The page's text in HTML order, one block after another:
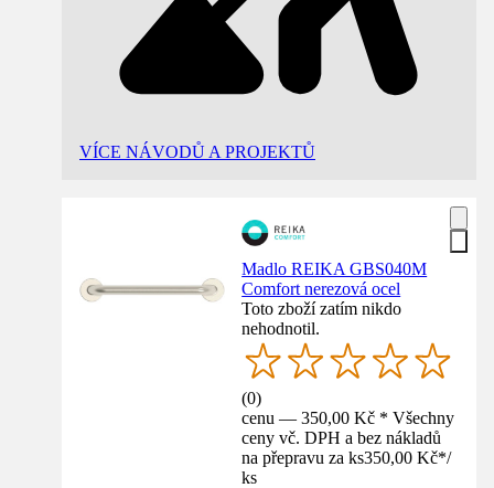
VÍCE NÁVODŮ A PROJEKTŮ
Madlo REIKA GBS040M
Comfort nerezová ocel
Toto zboží zatím nikdo
nehodnotil.
(0)
cenu — 350,00 Kč * Všechny
ceny vč. DPH a bez nákladů
na přepravu za ks350,00 Kč*/
ks